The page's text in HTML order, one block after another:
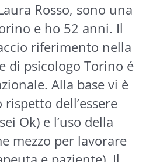
Rosso, sono una
e ho 52 anni. Il
riferimento nella
di psicologo Torino é
Alla base vi è
dell’essere
Ok) e l’uso della
mezzo per lavorare